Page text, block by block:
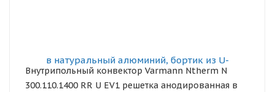
Внутрипольный конвектор Varmann Ntherm N
300.110.1400 RR U EV1 решетка анодированная в